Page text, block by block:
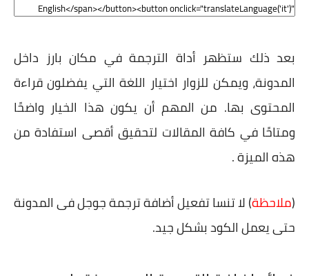
بعد ذلك ستظهر أداة الترجمة في مكان بارز داخل
المدونة، ويمكن للزوار اختيار اللغة التي يفضلون قراءة
المحتوى بها. من المهم أن يكون هذا الخيار واضحًا
ومتاحًا في كافة المقالات لتحقيق أقصى استفادة من
هذه الميزة .
(ملاحظة) لا تنسا تفعيل أضافة ترجمة جوجل فى المدونة
حتى يعمل الكود بشكل جيد.